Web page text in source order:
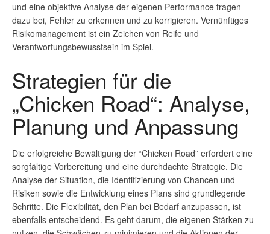
und eine objektive Analyse der eigenen Performance tragen
dazu bei, Fehler zu erkennen und zu korrigieren. Vernünftiges
Risikomanagement ist ein Zeichen von Reife und
Verantwortungsbewusstsein im Spiel.
Strategien für die
„Chicken Road“: Analyse,
Planung und Anpassung
Die erfolgreiche Bewältigung der “Chicken Road” erfordert eine
sorgfältige Vorbereitung und eine durchdachte Strategie. Die
Analyse der Situation, die Identifizierung von Chancen und
Risiken sowie die Entwicklung eines Plans sind grundlegende
Schritte. Die Flexibilität, den Plan bei Bedarf anzupassen, ist
ebenfalls entscheidend. Es geht darum, die eigenen Stärken zu